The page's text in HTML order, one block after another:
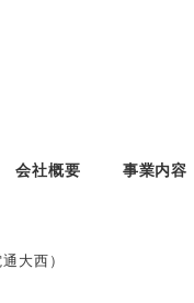
会社概要 事業内容
大西）